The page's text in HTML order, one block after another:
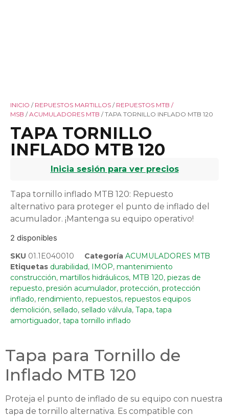
INICIO / REPUESTOS MARTILLOS / REPUESTOS MTB /
MSB /ACUMULADORES MTB / TAPA TORNILLO INFLADO MTB 120
TAPA TORNILLO
INFLADO MTB 120
Inicia sesión para ver precios
Tapa tornillo inflado MTB 120: Repuesto
alternativo para proteger el punto de inflado del
acumulador. ¡Mantenga su equipo operativo!
2 disponibles
SKU 01.1E040010 Categoría ACUMULADORES MTB
Etiquetas durabilidad, IMOP, mantenimiento
construcción, martillos hidráulicos, MTB 120, piezas de
repuesto, presión acumulador, protección, protección
inflado, rendimiento, repuestos, repuestos equipos
demolición, sellado, sellado válvula, Tapa, tapa
amortiguador, tapa tornillo inflado
Tapa para Tornillo de
Inflado MTB 120
Proteja el punto de inflado de su equipo con nuestra
tapa de tornillo alternativa. Es compatible con